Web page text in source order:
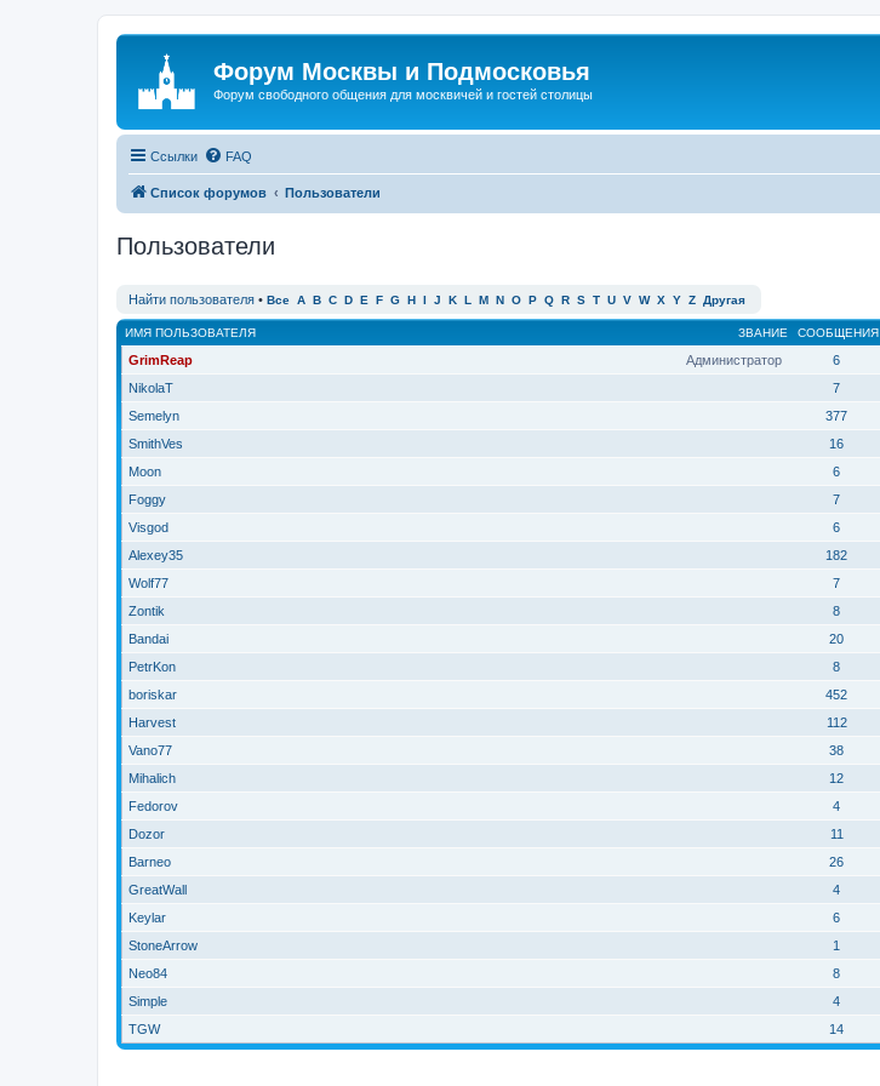
Форум Москвы и Подмосковья
Форум свободного общения для москвичей и гостей столицы
Ссылки FAQ
Список форумов Пользователи
Пользователи
Найти пользователя • Все A B C D E F G H I J K L M N O P Q R S T U V W X Y Z Другая
ЗВАНИЕ
ИМЯ ПОЛЬЗОВАТЕЛЯ СООБЩЕНИЯ
Администратор
GrimReap 6
NikolaT
7
Semelyn
377
SmithVes
16
Moon
6
Foggy
7
Visgod
6
Alexey35
182
Wolf77
7
Zontik
8
Bandai
20
PetrKon
8
boriskar
452
Harvest
112
Vano77
38
Mihalich
12
Fedorov
4
Dozor
11
Barneo
26
GreatWall
4
Keylar
6
StoneArrow
1
Neo84
8
Simple
4
TGW
14